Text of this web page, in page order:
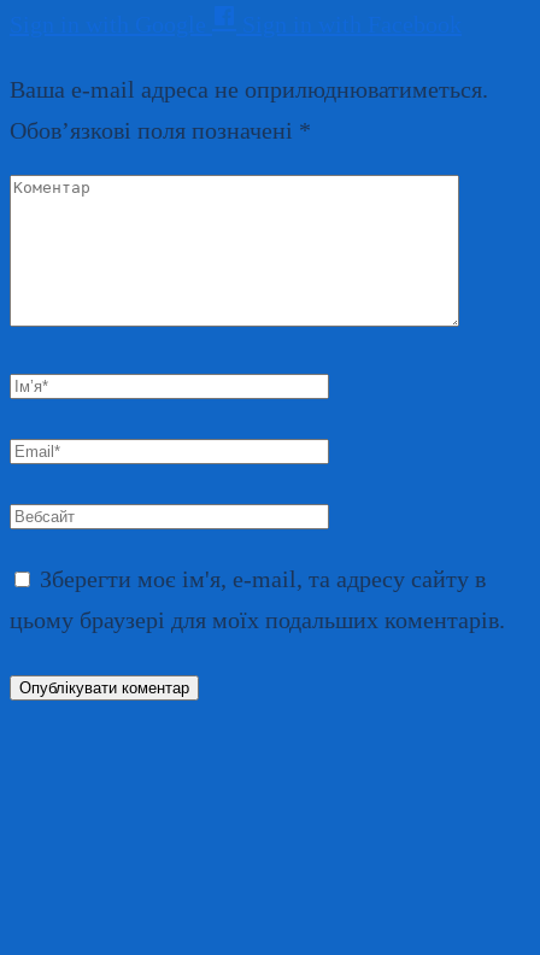
Ваша e-mail адреса не оприлюднюватиметься.
Обов’язкові поля позначені *
Коментар
Ім’я*
Email*
Вебсайт
Зберегти моє ім'я, e-mail, та адресу сайту в
цьому браузері для моїх подальших коментарів.